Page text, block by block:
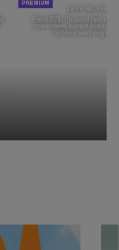
LIEVE HELEEN
Fred (55): 'Ik vind het
meerdere keren klaar te
tijdens een